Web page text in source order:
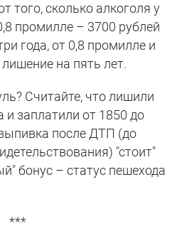
того, сколько алкоголя у
промилле – 3700 рублей
года, от 0,8 промилле и
на пять лет.
Считайте, что лишили
и заплатили от 1850 до
после ДТП (до
"стоит"
бонус – статус пешехода
***